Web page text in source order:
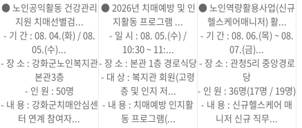
● 노인공익활동 건강관리
지원 치매선별검...
- 기 간 : 08. 04.(화) / 08.
05.(수)...
- 장 소 : 강화군노인복지관
본관3층
- 인 원 : 50명
- 내 용 : 강화군치매안심센
터 연계 참여자...
● 2026년 치매예방 및 인
지활동 프로그램 ...
- 일 시 : 08. 05.(수) /
10:30 ~ 11:...
- 장 소 : 본관 1층 경로식당
- 대 상 : 복지관 회원(고령
층 및 인지 저...
- 내 용 : 치매예방 인지활
동 프로그램(...
● 노인역량활용사업(신규
헬스케어매니저) 활...
- 기 간 : 08. 06.(목) ~ 08.
07.(금)...
- 장 소 : 관청5리 중앙경로
당
- 인 원 : 36명(17명 / 19명)
- 내 용 : 신규헬스케어 매
니저 신규 직무...